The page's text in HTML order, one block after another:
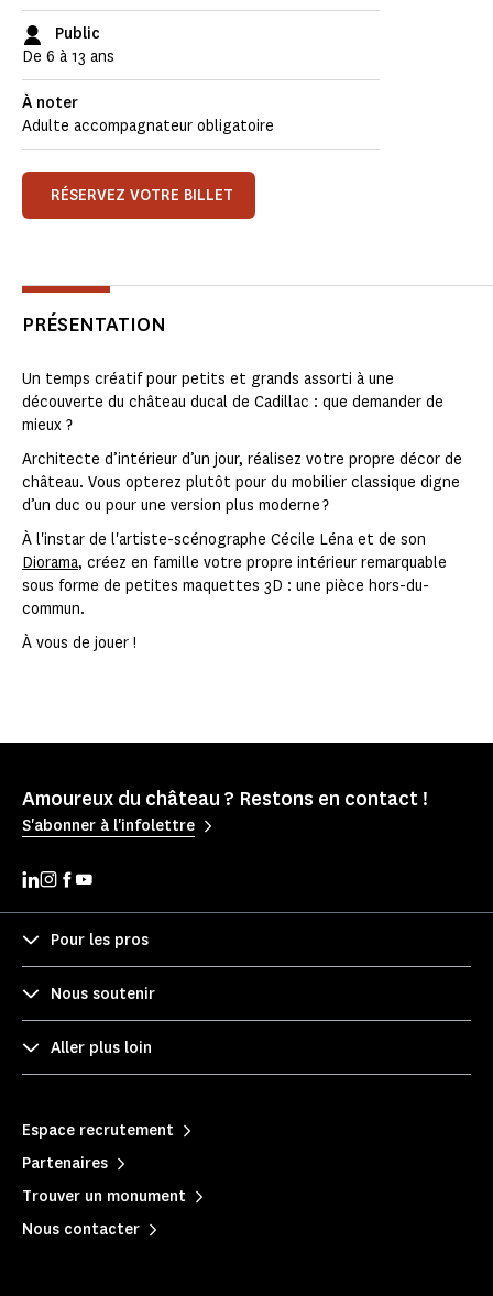
Public
De 6 à 13 ans
À noter
Adulte accompagnateur obligatoire
RÉSERVEZ VOTRE BILLET
PRÉSENTATION
Un temps créatif pour petits et grands assorti à une
découverte du château ducal de Cadillac : que demander de
mieux ?
Architecte d’intérieur d’un jour, réalisez votre propre décor de
château. Vous opterez plutôt pour du mobilier classique digne
d’un duc ou pour une version plus moderne ?
À l'instar de l'artiste-scénographe Cécile Léna et de son
Diorama, créez en famille votre propre intérieur remarquable
sous forme de petites maquettes 3D : une pièce hors-du-
commun.
À vous de jouer !
Amoureux du château ? Restons en contact !
S'abonner à l'infolettre
Pour les pros
Nous soutenir
Aller plus loin
Espace recrutement
Partenaires
Trouver un monument
Nous contacter